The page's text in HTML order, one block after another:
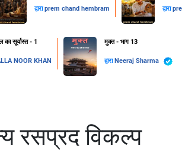
द्वाराprem chand hembram द्वारा
का सूर्यास्त - 1
NOOR KHAN
मुक्त - भाग 13
द्वारा Neeraj Sharma
रसप्रद विकल्प